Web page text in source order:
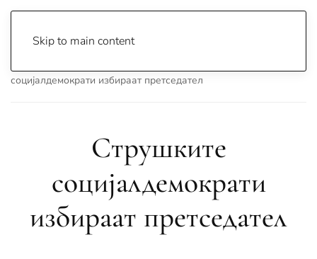
Skip to main content
социјалдемократи избираат претседател
Струшките
социјалдемократи
избираат претседател